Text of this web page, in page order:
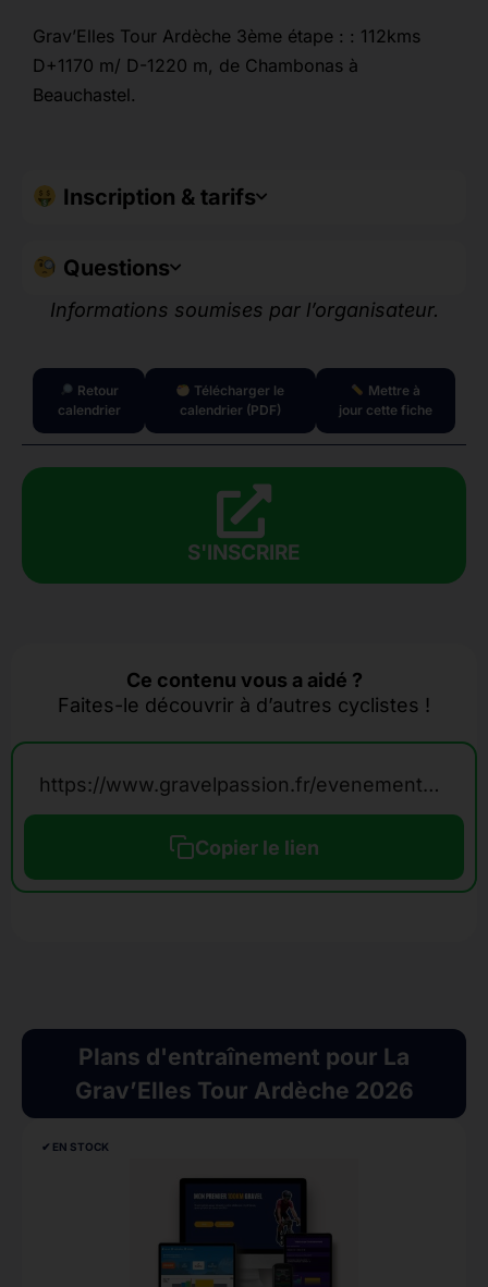
Grav’Elles Tour Ardèche 3ème étape : : 112kms
D+1170 m/ D-1220 m, de Chambonas à
Beauchastel.
Inscription & tarifs
Questions
Informations soumises par l’organisateur.
Retour
calendrier
Télécharger le
calendrier (PDF)
Mettre à
jour cette fiche
S'INSCRIRE
Ce contenu vous a aidé ?
Faites-le découvrir à d’autres cyclistes !
https://www.gravelpassion.fr/evenements-calendrier-gravel/grav-elles-tour-ardeche/
Copier le lien
Plans d'entraînement pour La
Grav’Elles Tour Ardèche 2026
✔︎ EN STOCK